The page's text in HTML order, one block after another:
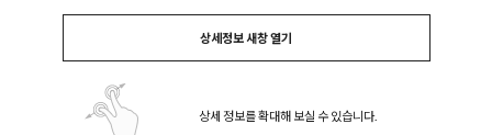
상세정보 새창 열기
상세 정보를 확대해 보실 수 있습니다.